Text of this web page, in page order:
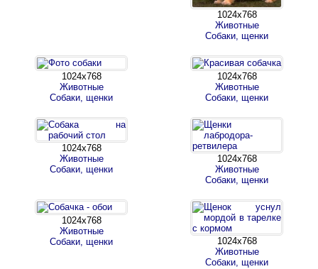
1024х768
Животные
Собаки, щенки
1024х768
Животные
Собаки, щенки
1024х768
Животные
Собаки, щенки
1024х768
Животные
Собаки, щенки
1024х768
Животные
Собаки, щенки
1024х768
Животные
Собаки, щенки
1024х768
Животные
Собаки, щенки